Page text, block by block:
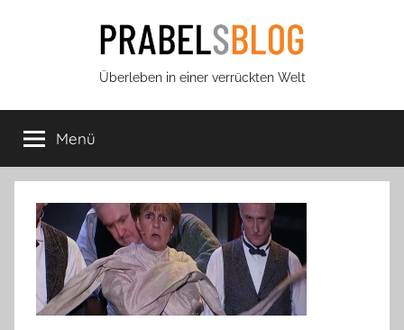
Prabels
Blog
Überleben in einer verrückten Welt
Menü